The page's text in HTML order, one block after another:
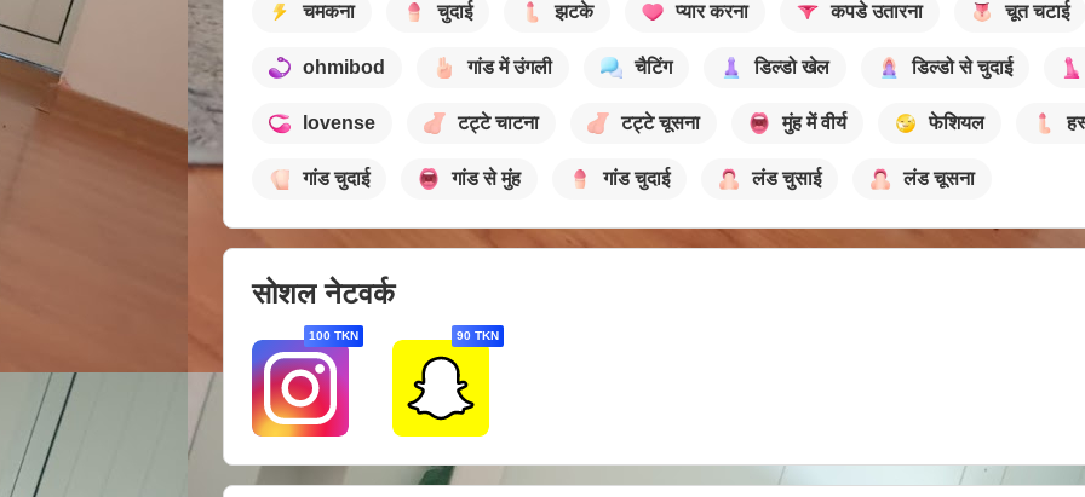
चमकना चुदाई झटके प्यार करना कपडे उतारना चूत चटाई
ohmibod गांड में उंगली चैटिंग डिल्डो खेल डिल्डो से चुदाई
lovense टट्टे चाटना टट्टे चूसना मुंह में वीर्य फेशियल
गांड चुदाई गांड से मुंह गांड चुदाई लंड चुसाई लंड चूसना
सोशल नेटवर्क
100 TKN 90 TKN